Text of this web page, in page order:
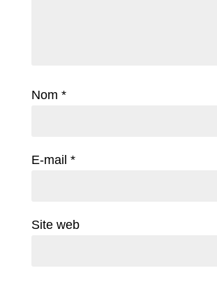
Nom *
E-mail *
Site web